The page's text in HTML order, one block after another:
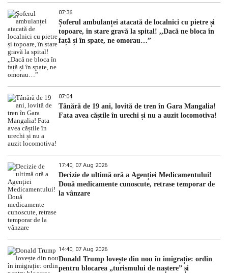
07:36
Șoferul ambulanței atacată de localnici cu pietre și
topoare, în stare gravă la spital! ,,Dacă ne bloca în
față și în spate, ne omorau…”
07:04
Tânără de 19 ani, lovită de tren în Gara Mangalia!
Fata avea căștile în urechi și nu a auzit locomotiva!
17:40, 07 Aug 2026
Decizie de ultimă oră a Agenției Medicamentului!
Două medicamente cunoscute, retrase temporar de
la vânzare
14:40, 07 Aug 2026
Donald Trump lovește din nou în imigrație: ordin
pentru blocarea „turismului de naștere” și